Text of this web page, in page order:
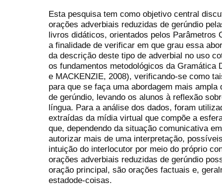
Esta pesquisa tem como objetivo central
orações adverbiais reduzidas de gerúndio
livros didáticos, orientados pelos Parâmetros
a finalidade de verificar em que grau essa
da descrição deste tipo de adverbial no uso
os fundamentos metodológicos da Gramática
e MACKENZIE, 2008), verificando-se como
para que se faça uma abordagem mais
de gerúndio, levando os alunos à reflexão
língua. Para a análise dos dados, foram
extraídas da mídia virtual que compõe a
que, dependendo da situação comunicativa
autorizar mais de uma interpretação,
intuição do interlocutor por meio do próprio
orações adverbiais reduzidas de gerúndio
oração principal, são orações factuais e,
estadode-coisas.